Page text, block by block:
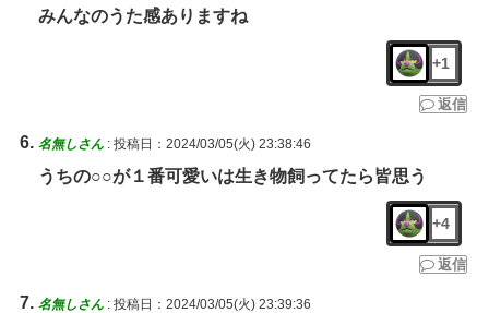
みんなのうた感ありますね
+1
返信
名無しさん : 投稿日：2024/03/05(火) 23:38:46
うちの○○が１番可愛いは生き物飼ってたら皆思う
+4
返信
名無しさん : 投稿日：2024/03/05(火) 23:39:36